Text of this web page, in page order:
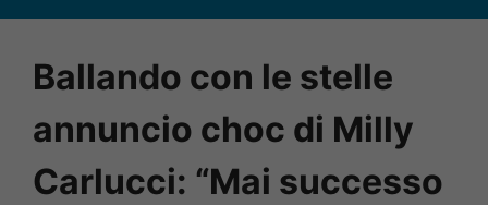
Ballando con le stelle
annuncio choc di Milly
Carlucci: “Mai successo